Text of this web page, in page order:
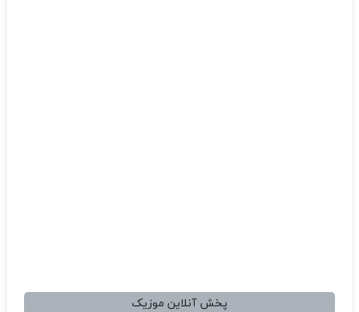
پخش آنلاین موزیک